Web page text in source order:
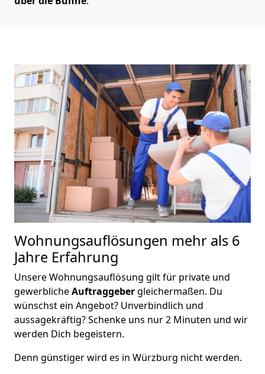
Wohnungsauflösungen mehr als 6
Jahre Erfahrung
Unsere Wohnungsauflösung gilt für private und
gewerblicheAuftraggebergleichermaßen. Du
wünschst ein Angebot? Unverbindlich und
aussagekräftig? Schenke uns nur 2 Minuten und wir
werden Dich begeistern.
Denn günstiger wird es in Würzburg nicht werden.